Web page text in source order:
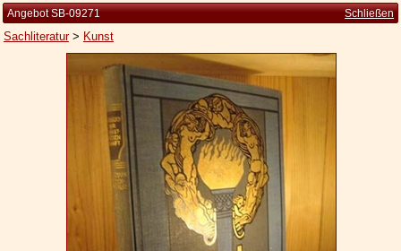
Kleine Kulturgeschichte
Die Brockhaus Auflagen
Angebot SB-09271 Schließen
Sachliteratur> Kunst